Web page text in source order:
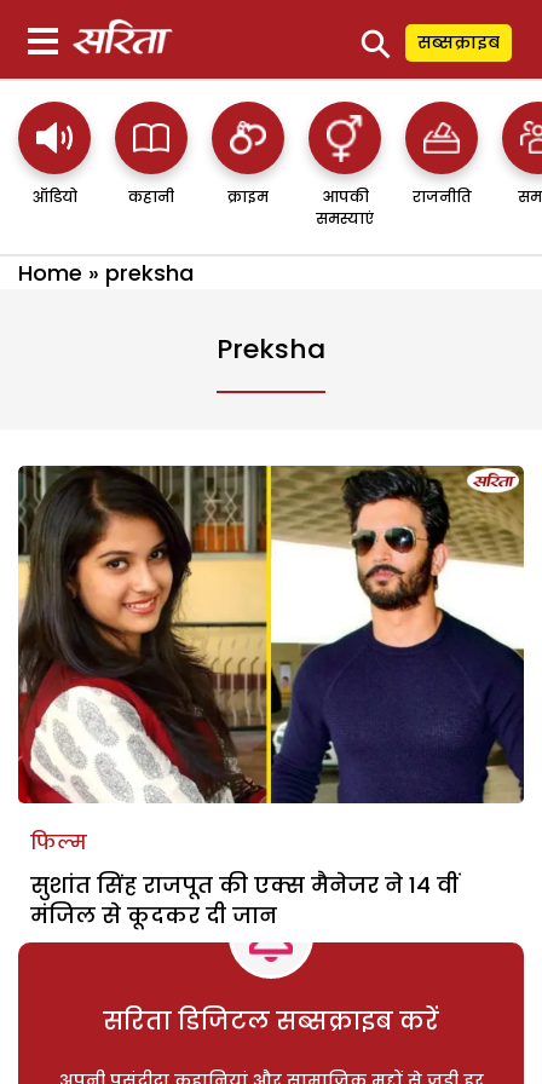
⚲ सब्सक्राइब
ऑडियो कहानी क्राइम
आपकी
समस्याएं
राजनीति
Home » preksha
Preksha
फिल्म
सुशांत सिंह राजपूत की एक्स मैनेजर ने 14 वीं
मंजिल से कूदकर दी जान
सरिता डिजिटल सब्सक्राइब करें